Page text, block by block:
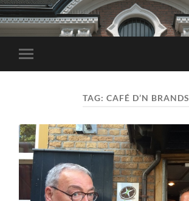
Toggle
mobiel
TAG: CAFÉ D’N BRANDS